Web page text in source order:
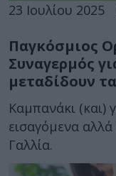
23 Ιουλίου 2025
Παγκόσμιος
Συναγερμός
μεταδίδουν
Καμπανάκι (και)
εισαγόμενα
Γαλλία.